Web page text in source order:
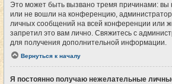
Это может быть вызвано тремя причинами: вы
или не вошли на конференцию, администратор
личных сообщений на всей конференции или
запретил это вам лично. Свяжитесь с
для получения дополнительной информации.
Вернуться к началу
Я постоянно получаю нежелательные